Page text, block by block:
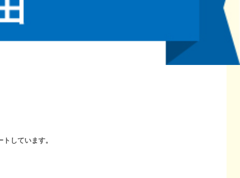
しています。